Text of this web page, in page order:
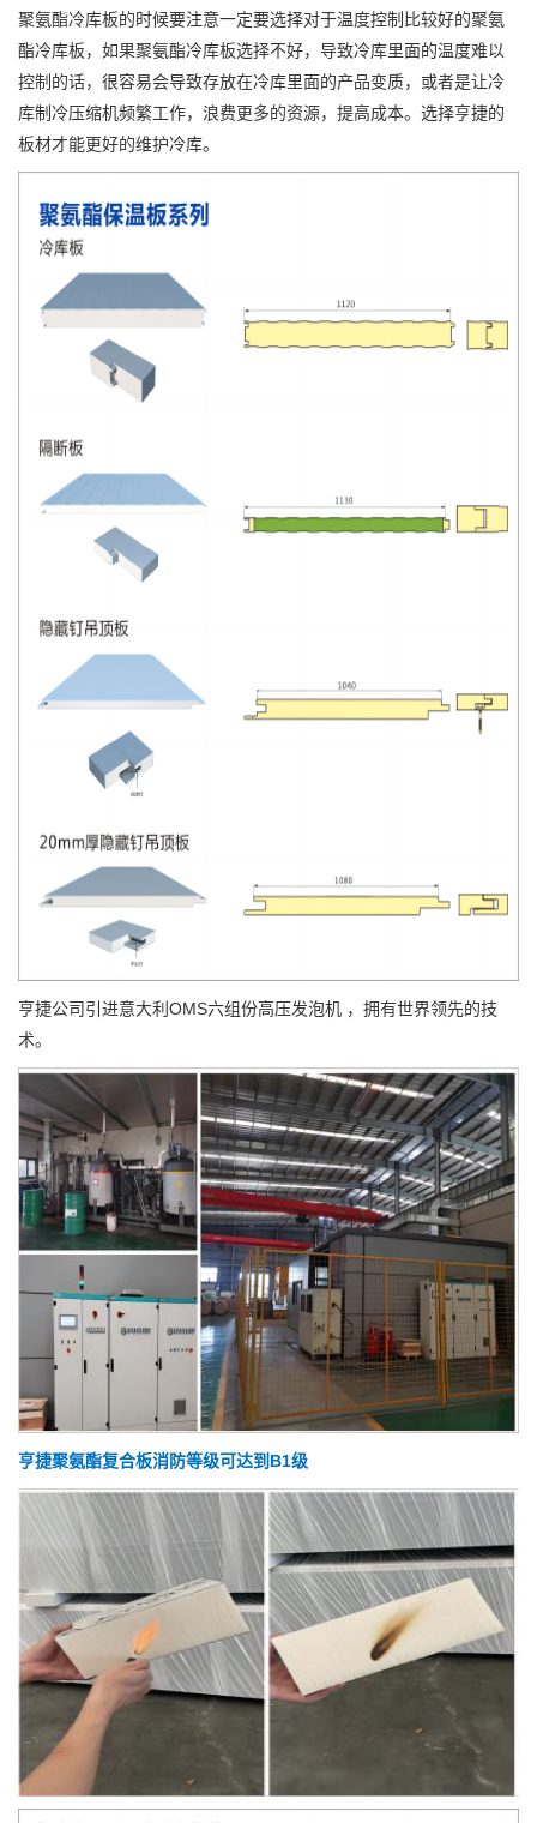
聚氨酯冷库板的时候要注意一定要选择对于温度控制比较好的聚氨
酯冷库板，如果聚氨酯冷库板选择不好，导致冷库里面的温度难以
控制的话，很容易会导致存放在冷库里面的产品变质，或者是让冷
库制冷压缩机频繁工作，浪费更多的资源，提高成本。选择亨捷的
板材才能更好的维护冷库。
亨捷公司引进意大利OMS六组份高压发泡机 ，拥有世界领先的技
术。
亨捷聚氨酯复合板消防等级可达到B1级